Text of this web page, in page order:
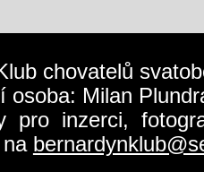
chovatelů
osoba: Milan
pro inzerci,